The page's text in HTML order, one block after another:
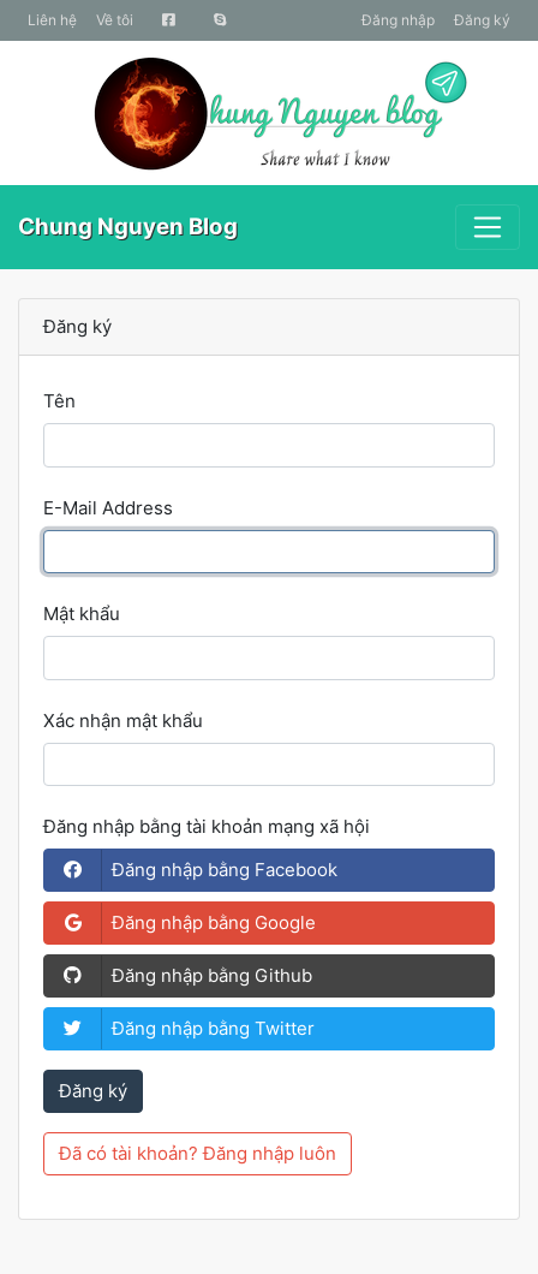
liên hệ Về tôi Đăng nhập Đăng ký
Chung Nguyen Blog
Đăng ký
Tên
E-Mail Address
Mật khẩu
Xác nhận mật khẩu
Đăng nhập bằng tài khoản mạng xã hội
Đăng nhập bằng Facebook
Đăng nhập bằng Google
Đăng nhập bằng Github
Đăng nhập bằng Twitter
Đăng ký
Đã có tài khoản? Đăng nhập luôn